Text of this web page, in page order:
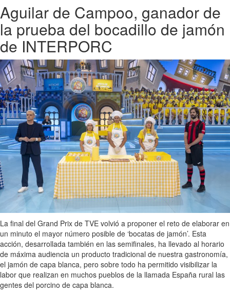
Aguilar de Campoo, ganador de
la prueba del bocadillo de jamón
de INTERPORC
La final del Grand Prix de TVE volvió a proponer el reto de elaborar en
un minuto el mayor número posible de ‘bocatas de jamón’. Esta
acción, desarrollada también en las semifinales, ha llevado al horario
de máxima audiencia un producto tradicional de nuestra gastronomía,
el jamón de capa blanca, pero sobre todo ha permitido visibilizar la
labor que realizan en muchos pueblos de la llamada España rural las
gentes del porcino de capa blanca.